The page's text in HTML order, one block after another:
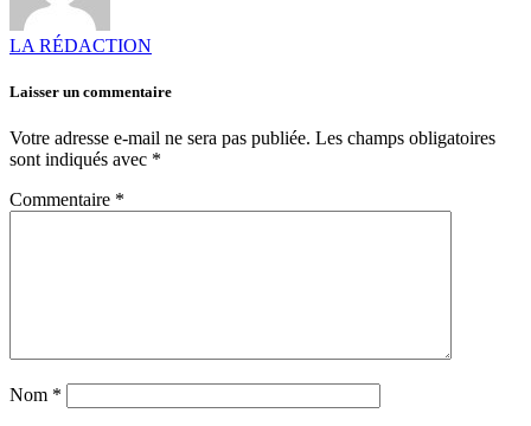
LA RÉDACTION
Laisser un commentaire
Votre adresse e-mail ne sera pas publiée. Les champs obligatoires
sont indiqués avec *
Commentaire *
Nom *